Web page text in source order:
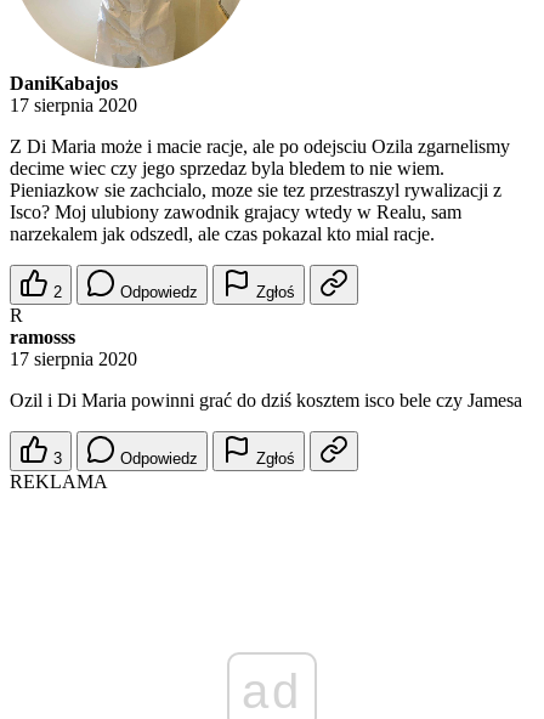
DaniKabajos
17 sierpnia 2020
Z Di Maria może i macie racje, ale po odejsciu Ozila zgarnelismy
decime wiec czy jego sprzedaz byla bledem to nie wiem.
Pieniazkow sie zachcialo, moze sie tez przestraszyl rywalizacji z
Isco? Moj ulubiony zawodnik grajacy wtedy w Realu, sam
narzekalem jak odszedl, ale czas pokazal kto mial racje.
2 Odpowiedz Zgłoś
R
ramosss
17 sierpnia 2020
Ozil i Di Maria powinni grać do dziś kosztem isco bele czy Jamesa
3 Odpowiedz Zgłoś
REKLAMA
ad